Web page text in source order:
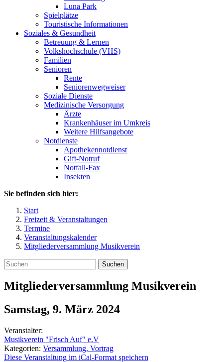
Luna Park
Spielplätze
Touristische Informationen
Soziales & Gesundheit
Betreuung & Lernen
Volkshochschule (VHS)
Familien
Senioren
Rente
Seniorenwegweiser
Soziale Dienste
Medizinische Versorgung
Ärzte
Krankenhäuser im Umkreis
Weitere Hilfsangebote
Notdienste
Apothekennotdienst
Gift-Notruf
Notfall-Fax
Insekten
Sie befinden sich hier:
Start
Freizeit & Veranstaltungen
Termine
Veranstaltungskalender
Mitgliederversammlung Musikverein
Suchen
Mitgliederversammlung Musikverein
Samstag, 9. März 2024
Veranstalter:
Musikverein "Frisch Auf" e.V
Kategorien: Versammlung, Vortrag
Diese Veranstaltung im iCal-Format speichern